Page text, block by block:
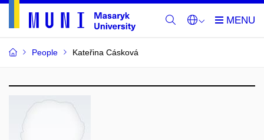
People Kateřina Cásková